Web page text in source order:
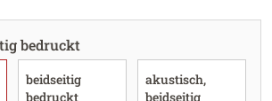
bedruckt
beidseitig
bedruckt
akustisch,
beidseitig